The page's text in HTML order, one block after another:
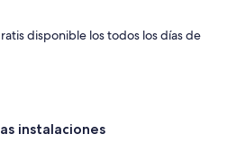
disponible los todos los días de
instalaciones